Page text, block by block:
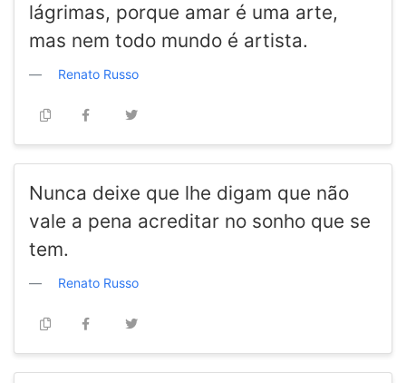
lágrimas, porque amar é uma arte,
mas nem todo mundo é artista.
Renato Russo
Nunca deixe que lhe digam que não
vale a pena acreditar no sonho que se
tem.
Renato Russo